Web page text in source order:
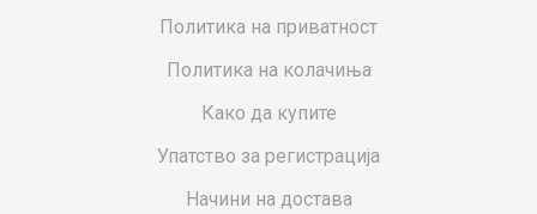
Политика на приватност
Политика на колачиња
Како да купите
Упатство за регистрација
Начини на достава